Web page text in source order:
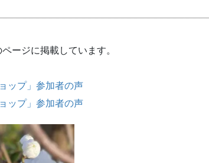
ページに掲載しています。
ップ」参加者の声
ップ」参加者の声